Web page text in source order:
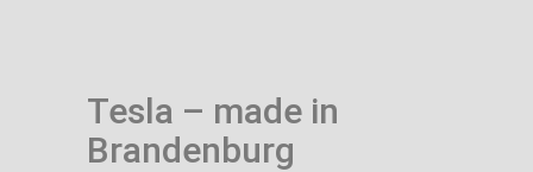
Tesla – made in
Brandenburg